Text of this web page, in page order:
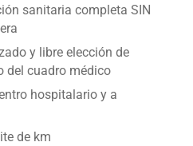
sanitaria completa SIN
y libre elección de
del cuadro médico
hospitalario y a
de km